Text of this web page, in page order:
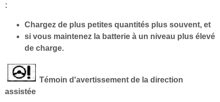
:
Chargez de plus petites quantités plus souvent, et
si vous maintenez la batterie à un niveau plus élevé
de charge.
Témoin d'avertissement de la direction
assistée